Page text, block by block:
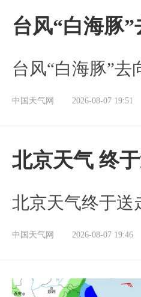
台风“白海豚”
台风“白海豚”去
中国天气网 2026-08-07 19:51
北京天气 终
北京天气终于送
中国天气网 2026-08-07 19:46